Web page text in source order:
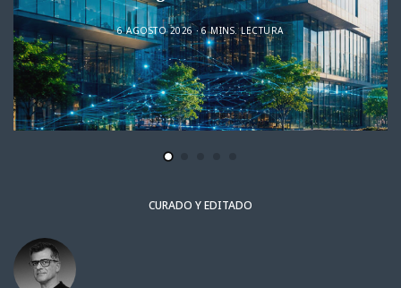
6 AGOSTO 2026 6 MINS. LECTURA
CURADO Y EDITADO